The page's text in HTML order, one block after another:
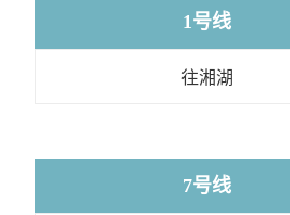
1号线
往湘湖
7号线